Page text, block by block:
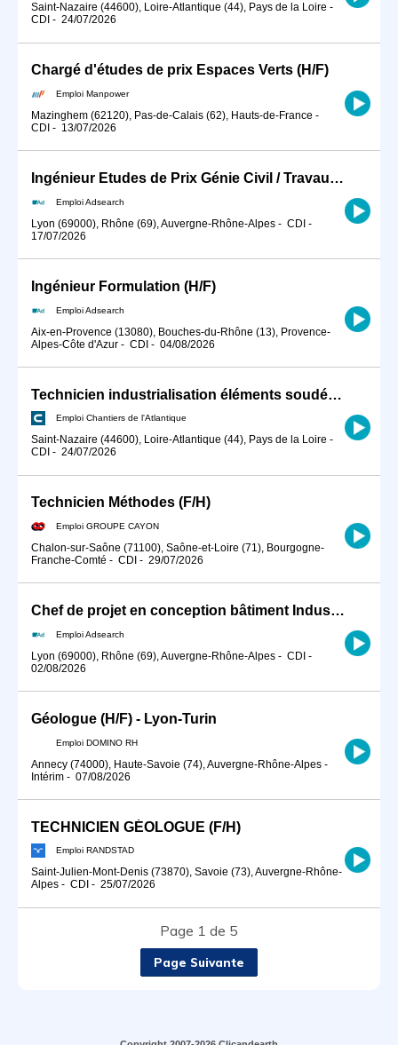
Saint-Nazaire (44600), Loire-Atlantique (44), Pays de la Loire -
CDI - 24/07/2026
Chargé d'études de prix Espaces Verts (H/F)
Emploi Manpower
Mazinghem (62120), Pas-de-Calais (62), Hauts-de-France -
CDI - 13/07/2026
Ingénieur Etudes de Prix Génie Civil / Travaux Spéciaux (H/F)
Emploi Adsearch
Lyon (69000), Rhône (69), Auvergne-Rhône-Alpes - CDI -
17/07/2026
Ingénieur Formulation (H/F)
Emploi Adsearch
Aix-en-Provence (13080), Bouches-du-Rhône (13), Provence-
Alpes-Côte d'Azur - CDI - 04/08/2026
Technicien industrialisation éléments soudés H/F
Emploi Chantiers de l'Atlantique
Saint-Nazaire (44600), Loire-Atlantique (44), Pays de la Loire -
CDI - 24/07/2026
Technicien Méthodes (F/H)
Emploi GROUPE CAYON
Chalon-sur-Saône (71100), Saône-et-Loire (71), Bourgogne-
Franche-Comté - CDI - 29/07/2026
Chef de projet en conception bâtiment Industriel H/F
Emploi Adsearch
Lyon (69000), Rhône (69), Auvergne-Rhône-Alpes - CDI -
02/08/2026
Géologue (H/F) - Lyon-Turin
Emploi DOMINO RH
Annecy (74000), Haute-Savoie (74), Auvergne-Rhône-Alpes -
Intérim - 07/08/2026
TECHNICIEN GÉOLOGUE (F/H)
Emploi RANDSTAD
Saint-Julien-Mont-Denis (73870), Savoie (73), Auvergne-Rhône-
Alpes - CDI - 25/07/2026
Page 1 de 5
Page Suivante